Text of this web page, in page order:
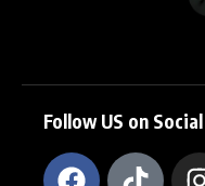
Follow US on